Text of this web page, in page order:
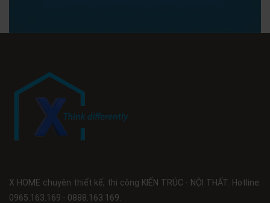
X HOME chuyên thiết kế, thi công KIẾN TRÚC - NỘI THẤT. Hotline:
0965.163.169 - 0888.163.169.